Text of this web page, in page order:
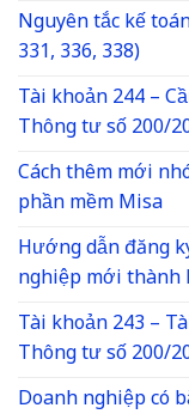
Nguyên tắc kế
331, 336, 338)
Tài khoản 244 –
Thông tư số 200/
Cách thêm mới
phần mềm Misa
Hướng dẫn đăng
nghiệp mới thành
Tài khoản 243 –
Thông tư số 200/
Doanh nghiệp có